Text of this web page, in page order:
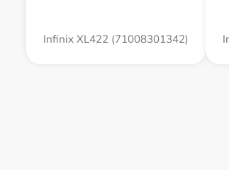
Infinix XL422 (71008301342)